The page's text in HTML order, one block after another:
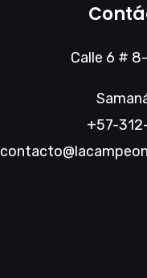
Calle 6 #
+57-